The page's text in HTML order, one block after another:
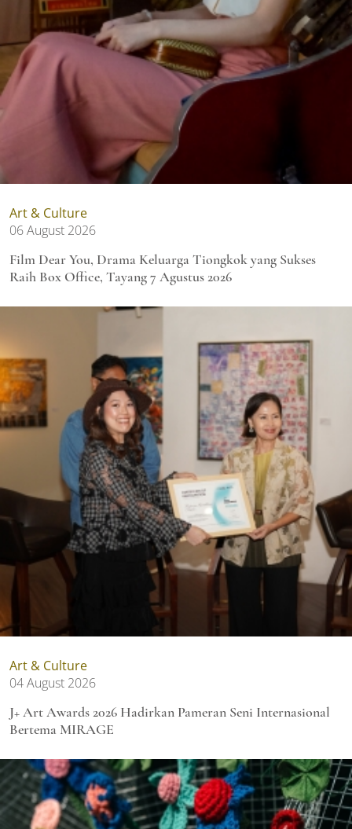
Art & Culture
06 August 2026
Film Dear You, Drama Keluarga Tiongkok yang Sukses
Raih Box Office, Tayang 7 Agustus 2026
Art & Culture
04 August 2026
J+ Art Awards 2026 Hadirkan Pameran Seni Internasional
Bertema MIRAGE